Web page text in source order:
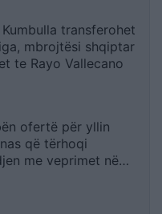
transferohet
mbrojtësi shqiptar
te Rayo Vallecano
ofertë për yllin
që tërhoqi
me veprimet në